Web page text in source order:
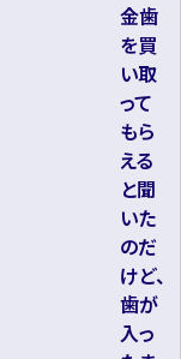
金歯
を買
い取
って
もら
える
と聞
いた
のだ
けど、
歯が
入っ